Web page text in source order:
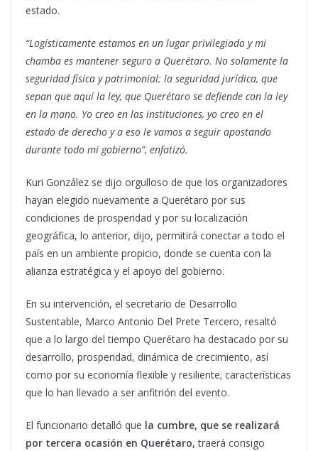
estado.
“Logísticamente estamos en un lugar privilegiado y mi
chamba es mantener seguro a Querétaro. No solamente la
seguridad física y patrimonial; la seguridad jurídica, que
sepan que aquí la ley, que Querétaro se defiende con la ley
en la mano. Yo creo en las instituciones, yo creo en el
estado de derecho y a eso le vamos a seguir apostando
durante todo mi gobierno”, enfatizó.
Kuri González se dijo orgulloso de que los organizadores
hayan elegido nuevamente a Querétaro por sus
condiciones de prosperidad y por su localización
geográfica, lo anterior, dijo, permitirá conectar a todo el
país en un ambiente propicio, donde se cuenta con la
alianza estratégica y el apoyo del gobierno.
En su intervención, el secretario de Desarrollo
Sustentable, Marco Antonio Del Prete Tercero, resaltó
que a lo largo del tiempo Querétaro ha destacado por su
desarrollo, prosperidad, dinámica de crecimiento, así
como por su economía flexible y resiliente; características
que lo han llevado a ser anfitrión del evento.
El funcionario detalló que la cumbre, que se realizará
por tercera ocasión en Querétaro, traerá consigo